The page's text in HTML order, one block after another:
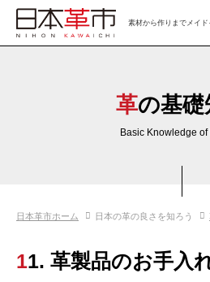
素材から作りまでメイド
革市通信
日本の革の良さを知ろう
革の基
Basic Knowledge
日本革市ホーム 日本の革の良さを知ろう
11. 革製品のお手入